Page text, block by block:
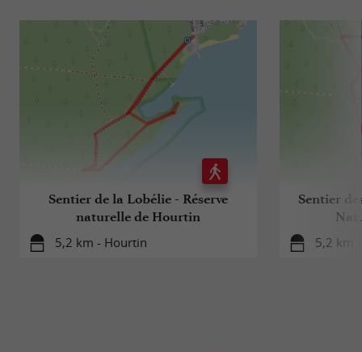
Sentier de la Lobélie - Réserve
naturelle de Hourtin
5,2 km - Hourtin
Sentier
5,2 km